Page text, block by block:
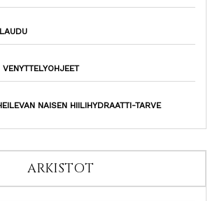
NAISEN HIILIHYDRAATTI-TARVE
ARKISTOT